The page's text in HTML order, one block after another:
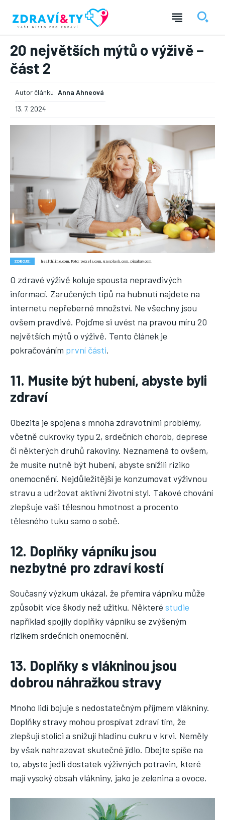
― REKLAMA ―
Nic není tak důležité, jako vaše zdraví.
styl, zahrnující nejnovější poznatky o různých onemocněních,
přínosné zdravotní praktiky, techniky jógy a rady pro
vyváženou stravu.
ZDRAVÍ
ONEMOCNĚNÍ
STRAVA
HUBNUTÍ
JÓGA
20 největších mýtů o výživě –
část 2
Autor článku: Anna Ahneová
13. 7. 2024
ZDROJE: healthline.com, Foto: pexels.com, unsplash.com, pixabay.com
O zdravé výživě koluje spousta nepravdivých
informací. Zaručených tipů na hubnutí najdete na
internetu nepřeberné množství. Ne všechny jsou
ovšem pravdivé. Pojďme si uvést na pravou míru 20
největších mýtů o výživě. Tento článek je
pokračováním první části.
11. Musíte být hubení, abyste byli
zdraví
Obezita je spojena s mnoha zdravotními problémy,
včetně cukrovky typu 2, srdečních chorob, deprese
či některých druhů rakoviny. Neznamená to ovšem,
že musíte nutně být hubení, abyste snížili riziko
onemocnění. Nejdůležitější je konzumovat výživnou
stravu a udržovat aktivní životní styl. Takové chování
zlepšuje vaši tělesnou hmotnost a procento
tělesného tuku samo o sobě.
12. Doplňky vápníku jsou
nezbytné pro zdraví kostí
Současný výzkum ukázal, že přemíra vápníku může
způsobit více škody než užitku. Některé studie
například spojily doplňky vápníku se zvýšeným
rizikem srdečních onemocnění.
13. Doplňky s vlákninou jsou
dobrou náhražkou stravy
Mnoho lidí bojuje s nedostatečným příjmem vlákniny.
Doplňky stravy mohou prospívat zdraví tím, že
zlepšují stolici a snižují hladinu cukru v krvi. Neměly
by však nahrazovat skutečné jídlo. Dbejte spíše na
to, abyste jedli dostatek výživných potravin, které
mají vysoký obsah vlákniny, jako je zelenina a ovoce.